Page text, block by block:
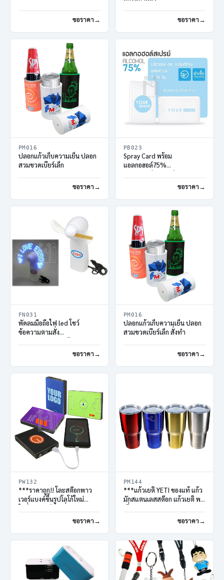
ขอราคา ขอราคา
PM016
ปลอกแก้วเก็บความเย็น ปลอก
สวมขวดเบียร์เล็ก
ขอราคา
PB023
Spray Card พร้อม
แอลกอฮอล์75%
ขอราคา
FN031
พัดลมมือถือไฟ led โชว์
ข้อความตามสั่ง
ขอราคา
PM016
ปลอกแก้วเก็บความเย็น ปลอก
สวมขวดเบียร์เล็ก สั่งทำ
ขอราคา
PW132
***ราคาถูก!! โละสต๊อกพาว
เวอร์แบงค์ขึ้นรูปโลโก้ใหม่
ขอราคา
PM144
***แก้วเยติ YETI ของแท้ แก้ว
มักสแตนเลสสต๊อก แก้วเยติ พรี
ขอราคา